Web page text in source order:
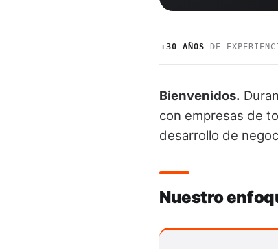
+30 AÑOS DE
Bienvenidos.
con empresas de
desarrollo de
Nuestro